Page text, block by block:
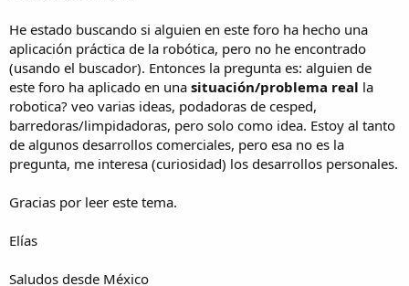
He estado buscando si alguien en este foro ha hecho una
aplicación práctica de la robótica, pero no he encontrado
(usando el buscador). Entonces la pregunta es: alguien de
este foro ha aplicado en una situación/problema real la
robotica? veo varias ideas, podadoras de cesped,
barredoras/limpidadoras, pero solo como idea. Estoy al tanto
de algunos desarrollos comerciales, pero esa no es la
pregunta, me interesa (curiosidad) los desarrollos personales.
Gracias por leer este tema.
Elías
Saludos desde México